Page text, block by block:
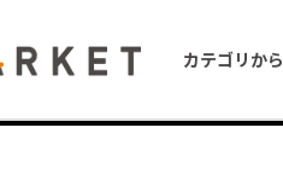
カテゴリか